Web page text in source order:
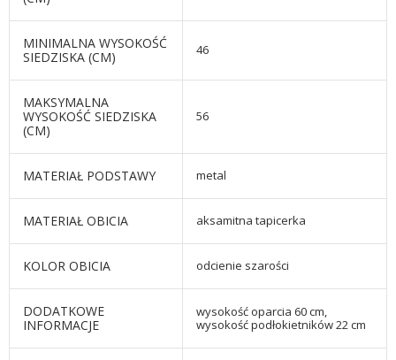
MINIMALNA WYSOKOŚĆ
SIEDZISKA (CM)
46
MAKSYMALNA
WYSOKOŚĆ SIEDZISKA
(CM)
56
MATERIAŁ PODSTAWY metal
MATERIAŁ OBICIA aksamitna tapicerka
KOLOR OBICIA odcienie szarości
DODATKOWE
INFORMACJE
wysokość oparcia 60 cm,
wysokość podłokietników 22 cm